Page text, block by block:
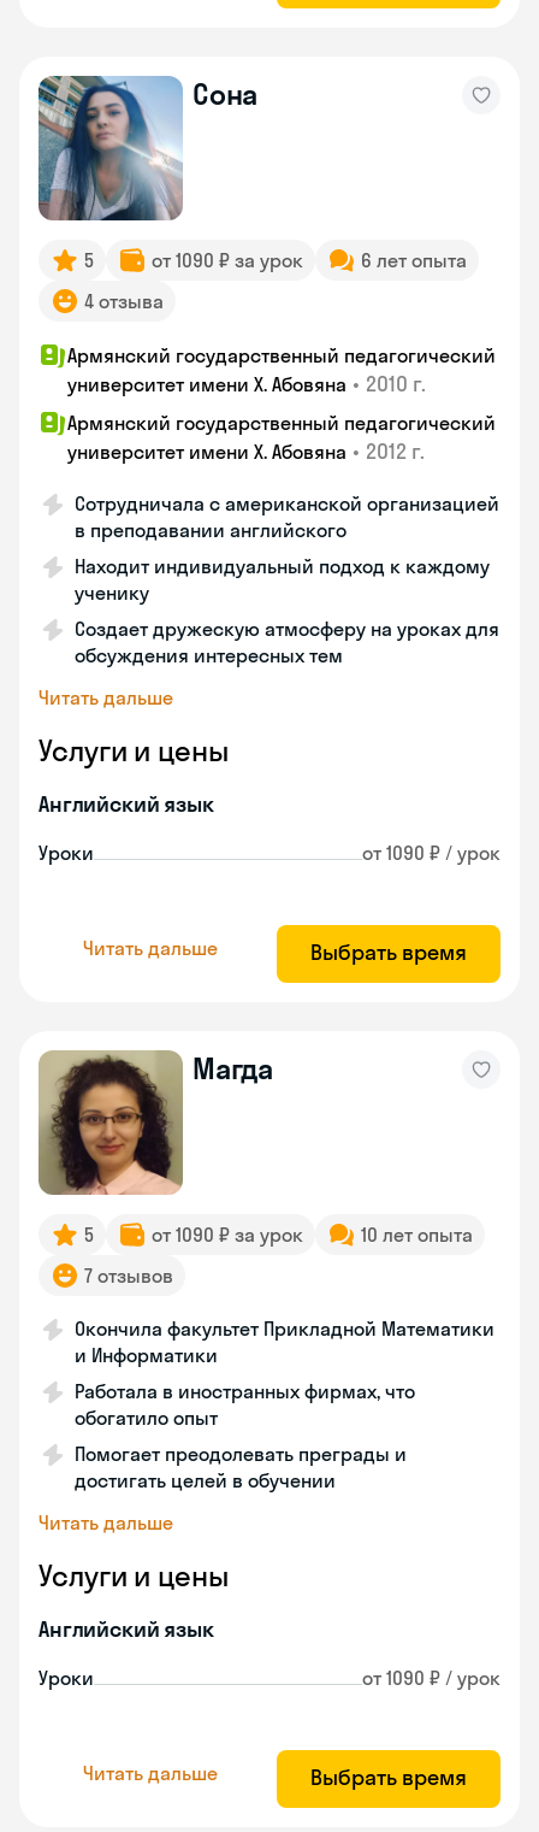
Сона
5 от 1090 ₽ за урок
6 лет опыта
4 отзыва
Армянский государственный педагогический
университет имени Х. Абовяна • 2010 г.
Армянский государственный педагогический
университет имени Х. Абовяна • 2012 г.
Сотрудничала с американской организацией
в преподавании английского
Находит индивидуальный подход к каждому
ученику
Создает дружескую атмосферу на уроках для
обсуждения интересных тем
Читать дальше
Услуги и цены
Английский язык
Уроки от 1090 ₽ / урок
Читать дальше Выбрать время
Магда
5 от 1090 ₽ за урок
10 лет опыта
7 отзывов
Окончила факультет Прикладной Математики
и Информатики
Работала в иностранных фирмах, что
обогатило опыт
Помогает преодолевать преграды и
достигать целей в обучении
Читать дальше
Услуги и цены
Английский язык
Уроки от 1090 ₽ / урок
Читать дальше Выбрать время